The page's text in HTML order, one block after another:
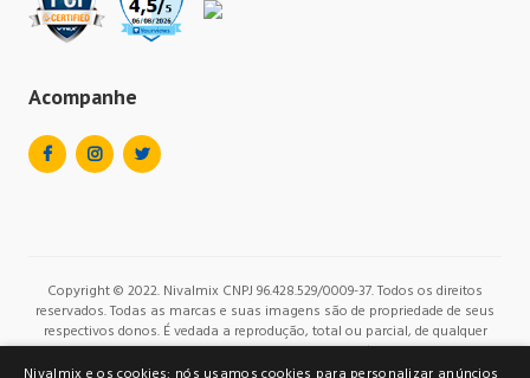
Acompanhe
Copyright © 2022. Nivalmix CNPJ 96.428.529/0009-37. Todos os direitos
reservados. Todas as marcas e suas imagens são de propriedade de seus
respectivos donos. É vedada a reprodução, total ou parcial, de qualquer
conteúdo sem expressa autorização.